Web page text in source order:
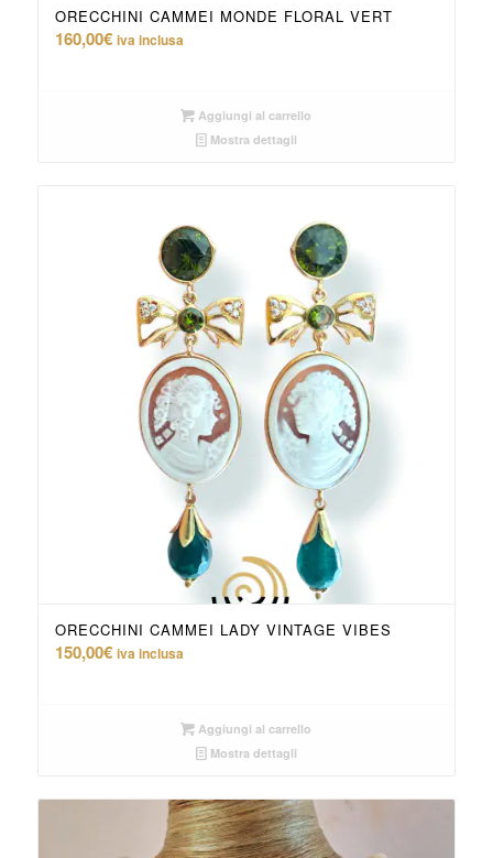
ORECCHINI CAMMEI MONDE FLORAL VERT
160,00€ iva inclusa
Aggiungi al carrello
Mostra dettagli
ORECCHINI CAMMEI LADY VINTAGE VIBES
150,00€ iva inclusa
Aggiungi al carrello
Mostra dettagli